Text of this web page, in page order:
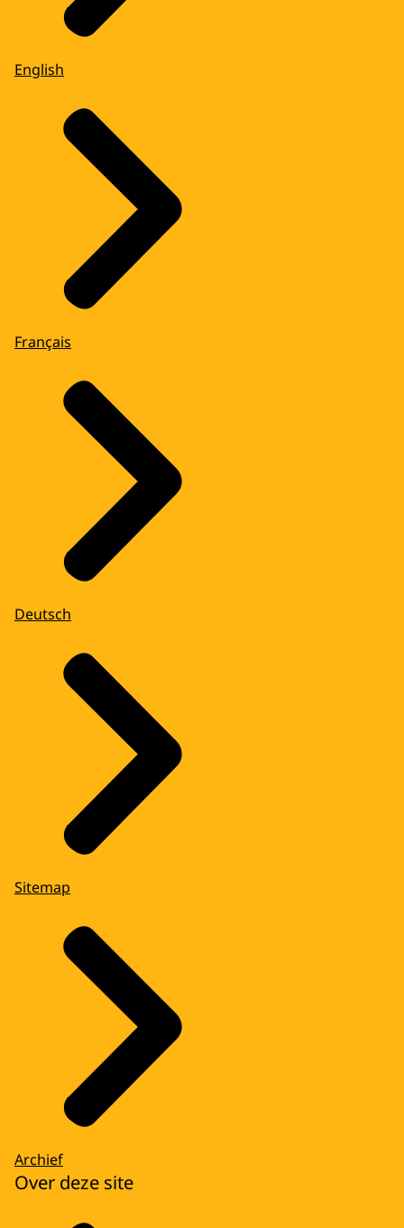
English
Français
Deutsch
Sitemap
Archief
Over deze site